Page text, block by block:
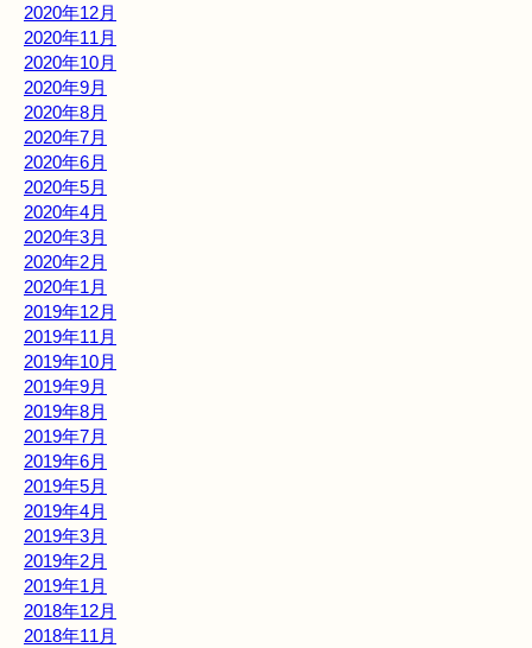
2020年12月
2020年11月
2020年10月
2020年9月
2020年8月
2020年7月
2020年6月
2020年5月
2020年4月
2020年3月
2020年2月
2020年1月
2019年12月
2019年11月
2019年10月
2019年9月
2019年8月
2019年7月
2019年6月
2019年5月
2019年4月
2019年3月
2019年2月
2019年1月
2018年12月
2018年11月